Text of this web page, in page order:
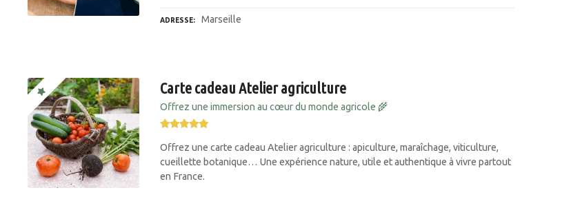
ADRESSE Marseille
Carte cadeau Atelier agriculture
Offrez une immersion au cœur du monde agricole 🌾
Offrez une carte cadeau Atelier agriculture : apiculture, maraîchage, viticulture,
cueillette botanique… Une expérience nature, utile et authentique à vivre partout
en France.